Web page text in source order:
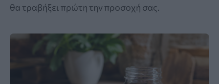
θα τραβήξει πρώτη την προσοχή σας.